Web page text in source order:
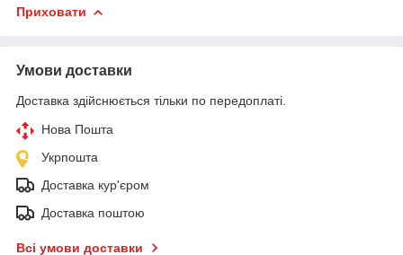
Приховати
Умови доставки
Доставка здійснюється тільки по передоплаті.
Нова Пошта
Укрпошта
Доставка кур'єром
Доставка поштою
Всі умови доставки